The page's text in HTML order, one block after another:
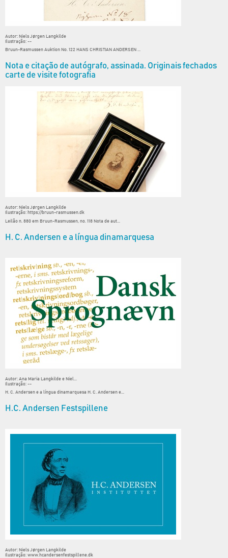
Autor: Niels Jørgen Langkilde
Ilustração: --
Bruun-Rasmussen Auktion No. 122 HANS CHRISTIAN ANDERSEN ...
Nota e citação de autógrafo, assinada. Originais fechados
carte de visite fotografia
Autor: Niels Jørgen Langkilde
Ilustração: https://bruun-rasmussen.dk
Leilão n. 880 em Bruun-Rasmussen, no. 118 Nota de aut...
H. C. Andersen e a língua dinamarquesa
Autor: Ana Maria Langkilde e Niel...
Ilustração: --
H. C. Andersen e a língua dinamarquesa H. C. Andersen e...
H.C. Andersen Festspillene
Autor: Niels Jørgen Langkilde
Ilustração: www.hcandersenfestspillene.dk